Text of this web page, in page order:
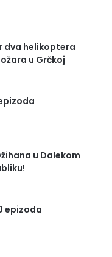
dva helikoptera
u Grčkoj
u Dalekom
epizoda